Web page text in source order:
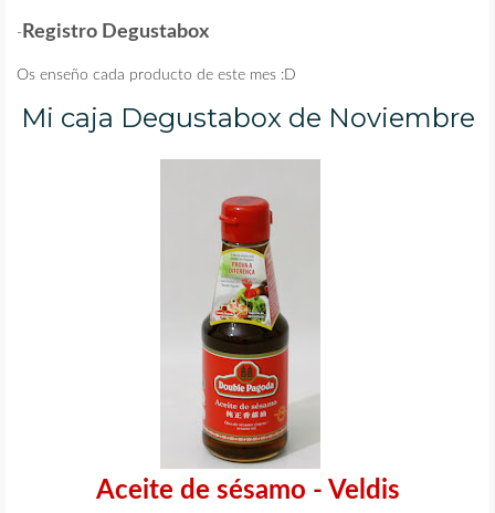
- Registro Degustabox
Os enseño cada producto de este mes :D
Mi caja Degustabox de Noviembre
Aceite de sésamo - Veldis